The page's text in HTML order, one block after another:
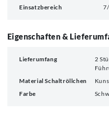
Einsatzbereich
Eigenschaften &
Lieferumfang
2
Material Schaltröllchen
Farbe